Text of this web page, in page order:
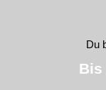
Du
Bis